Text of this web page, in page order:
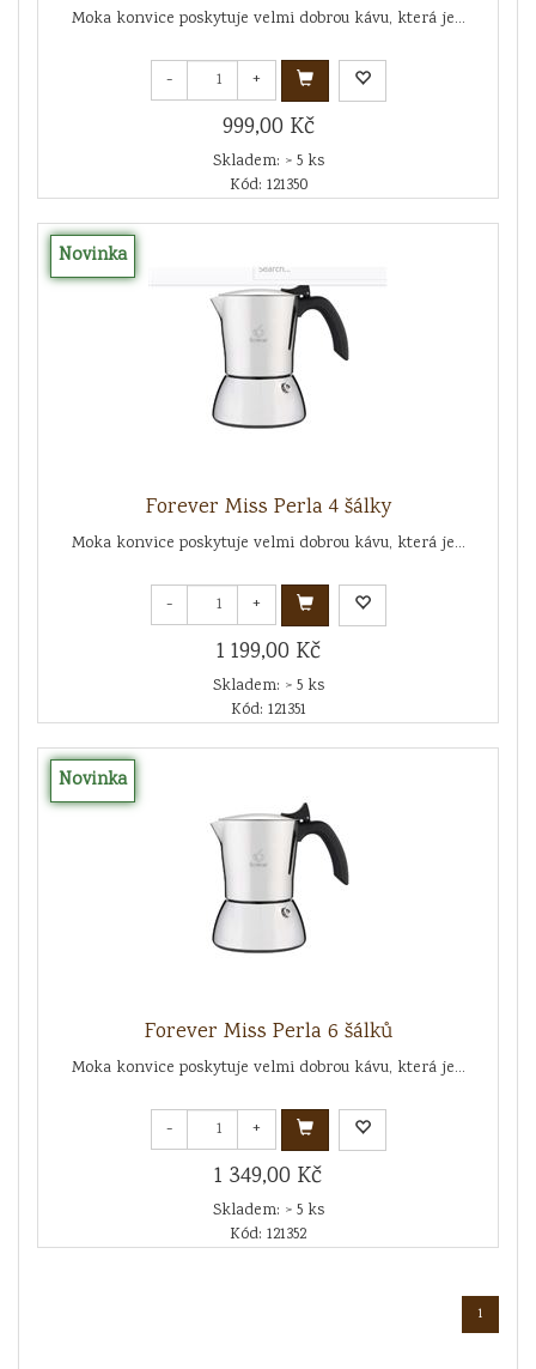
Moka konvice poskytuje velmi dobrou kávu, která je...
- +
999,00 Kč
Skladem: > 5 ks
Kód: 121350
Novinka
Forever Miss Perla 4 šálky
Moka konvice poskytuje velmi dobrou kávu, která je...
- +
1 199,00 Kč
Skladem: > 5 ks
Kód: 121351
Novinka
Forever Miss Perla 6 šálků
Moka konvice poskytuje velmi dobrou kávu, která je...
- +
1 349,00 Kč
Skladem: > 5 ks
Kód: 121352
1